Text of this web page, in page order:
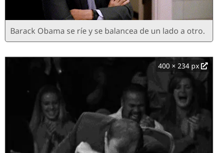
Barack Obama se ríe y se balancea de un lado a otro.
400 × 234 px